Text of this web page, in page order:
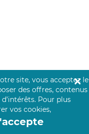
site, vous acceptez le
des offres, contenus
Pour plus
vos cookies,
✕